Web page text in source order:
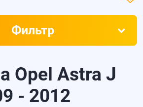
Opel Astra J
- 2012
Фильтр